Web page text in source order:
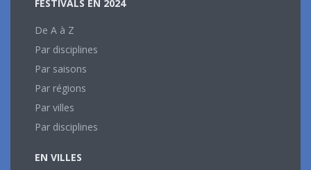
FESTIVALS EN 2024
De A à Z
Par disciplines
Par saisons
Par régions
Par villes
Par disciplines
EN VILLES